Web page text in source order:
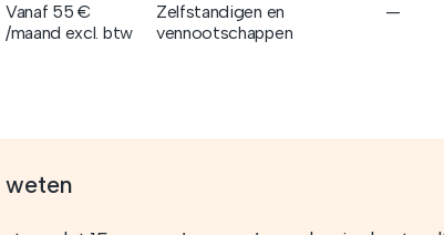
Vanaf 55 €
/maand excl. btw
Zelfstandigen en
vennootschappen
—